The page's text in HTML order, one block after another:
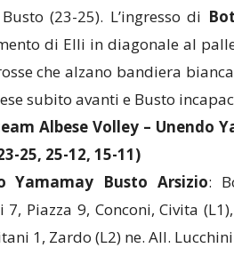
(23-25). L’ingresso di
di Elli in diagonale al
che alzano bandiera
subito avanti e Busto
Albese Volley – Unendo
25, 25-12, 15-11)
Yamamay Busto Arsizio:
7, Piazza 9, Conconi, Civita
1, Zardo (L2) ne. All.